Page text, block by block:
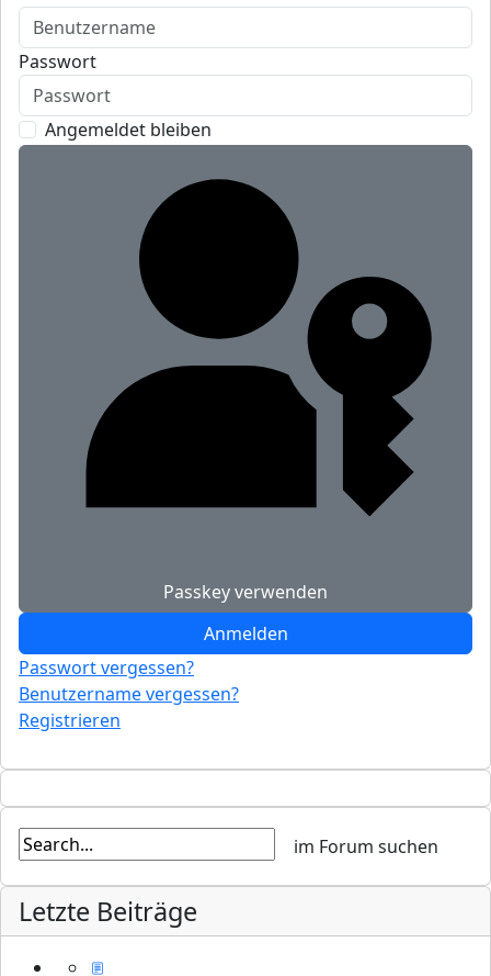
Passwort
Angemeldet bleiben
Passkey verwenden
Anmelden
Passwort vergessen?
Benutzername vergessen?
Registrieren
Letzte Beiträge